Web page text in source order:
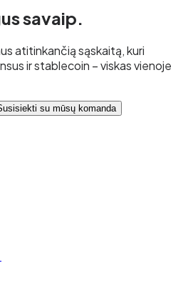
savaip.
atitinkančią sąskaitą, kuri
ir stablecoin – viskas vienoje
su mūsų komanda